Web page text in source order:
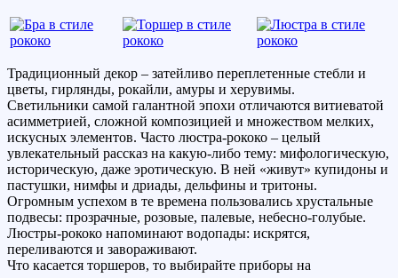
Традиционный декор – затейливо переплетенные стебли и
цветы, гирлянды, рокайли, амуры и херувимы.
Светильники самой галантной эпохи отличаются витиеватой
асимметрией, сложной композицией и множеством мелких,
искусных элементов. Часто люстра-рококо – целый
увлекательный рассказ на какую-либо тему: мифологическую,
историческую, даже эротическую. В ней «живут» купидоны и
пастушки, нимфы и дриады, дельфины и тритоны.
Огромным успехом в те времена пользовались хрустальные
подвесы: прозрачные, розовые, палевые, небесно-голубые.
Люстры-рококо напоминают водопады: искрятся,
переливаются и завораживают.
Что касается торшеров, то выбирайте приборы на